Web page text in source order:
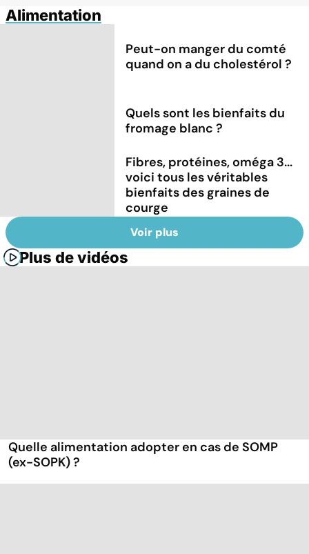
Alimentation
Peut-on manger du comté
quand on a du cholestérol ?
Quels sont les bienfaits du
fromage blanc ?
Fibres, protéines, oméga 3...
voici tous les véritables
bienfaits des graines de
courge
Voir plus
Plus de vidéos
Quelle alimentation adopter en cas de SOMP
(ex-SOPK) ?